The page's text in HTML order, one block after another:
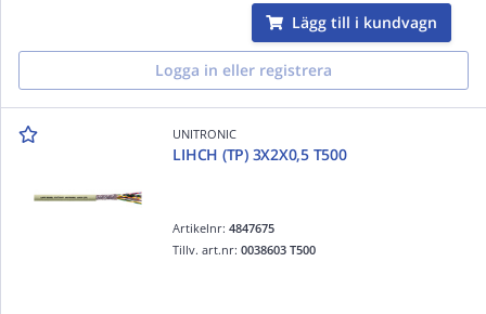
Lägg till i kundvagn
Logga in eller registrera
UNITRONIC
LIHCH (TP) 3X2X0,5 T500
Artikelnr:4847675
Tillv. art.nr:0038603 T500